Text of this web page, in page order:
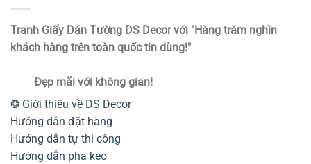
Tranh Giấy Dán Tường DS Decor với "Hàng trăm nghìn
khách hàng trên toàn quốc tin dùng!"
Đẹp mãi với không gian!
❂ Giới thiệu về DS Decor
Hướng dẫn đặt hàng
Hướng dẫn tự thi công
Hướng dẫn pha keo